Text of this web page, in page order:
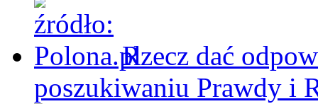
Rzecz dać
poszukiwaniu Prawdy i